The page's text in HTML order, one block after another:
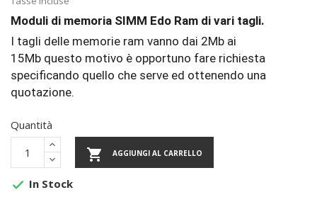
Moduli di memoria SIMM Edo Ram di vari tagli.
I tagli delle memorie ram vanno dai 2Mb ai
15Mb questo motivo è opportuno fare richiesta
specificando quello che serve ed ottenendo una
quotazione.
Quantità
 AGGIUNGI AL CARRELLO
 In Stock